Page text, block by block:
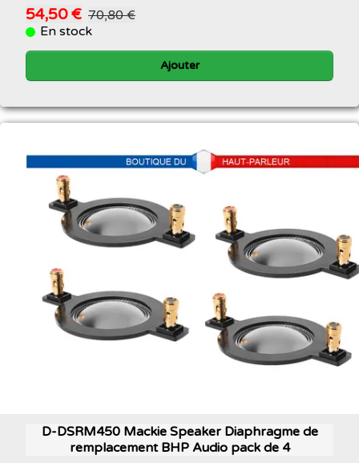
54,50 € 70,80 €
En stock
Ajouter
D-DSRM450 Mackie Speaker Diaphragme de
remplacement BHP Audio pack de 4